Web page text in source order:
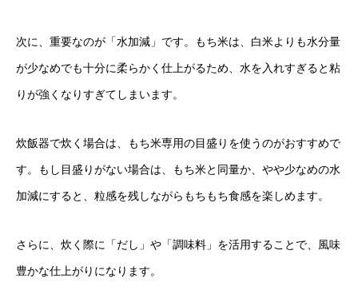
次に、重要なのが「水加減」です。もち米は、白米よりも水分量
が少なめでも十分に柔らかく仕上がるため、水を入れすぎると粘
りが強くなりすぎてしまいます。
炊飯器で炊く場合は、もち米専用の目盛りを使うのがおすすめで
す。もし目盛りがない場合は、もち米と同量か、やや少なめの水
加減にすると、粒感を残しながらもちもち食感を楽しめます。
さらに、炊く際に「だし」や「調味料」を活用することで、風味
豊かな仕上がりになります。